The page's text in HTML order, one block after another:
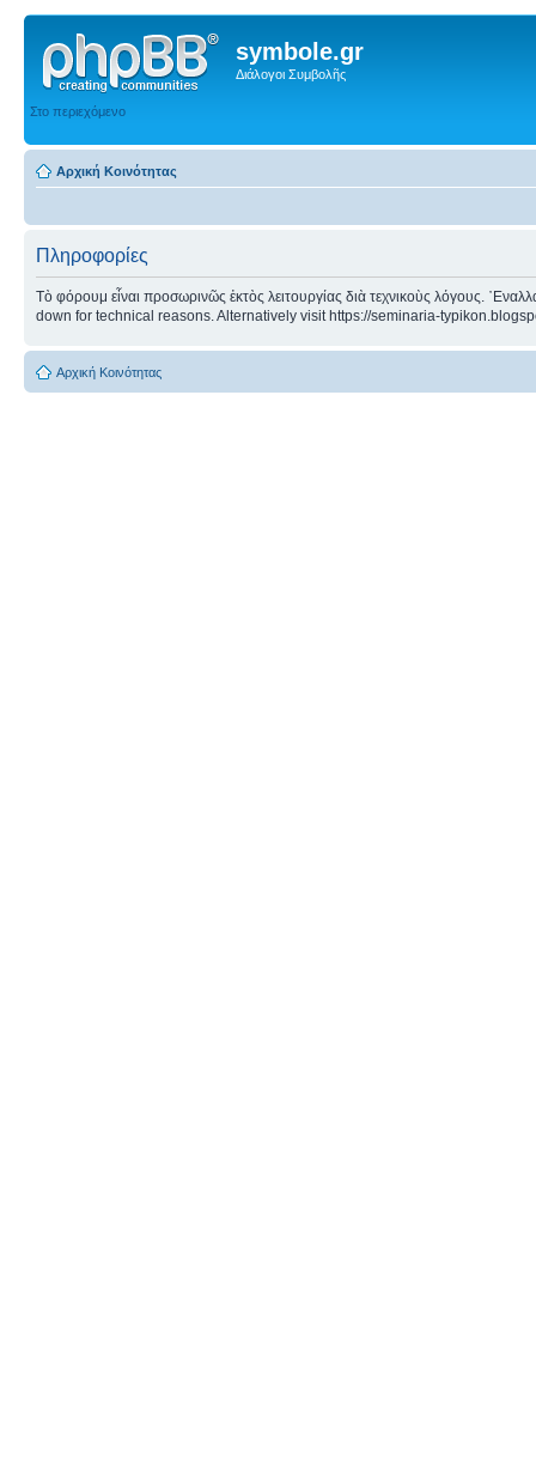
symbole.gr
Διάλογοι Συμβολῆς
Στο περιεχόμενο
Αρχική Κοινότητας
Πληροφορίες
Τὸ φόρουμ εἶναι προσωρινῶς ἐκτὸς λειτουργίας διὰ τεχνικοὺς λόγους.
down for technical reasons. Alternatively visit https://seminaria-
Αρχική Κοινότητας